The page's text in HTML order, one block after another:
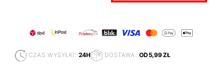
CZAS WYSYŁKI: 24H DOSTAWA: OD 5,99 ZŁ